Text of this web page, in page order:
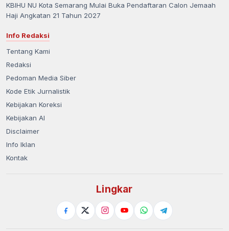
KBIHU NU Kota Semarang Mulai Buka Pendaftaran Calon Jemaah
Haji Angkatan 21 Tahun 2027
Info Redaksi
Tentang Kami
Redaksi
Pedoman Media Siber
Kode Etik Jurnalistik
Kebijakan Koreksi
Kebijakan AI
Disclaimer
Info Iklan
Kontak
Lingkar